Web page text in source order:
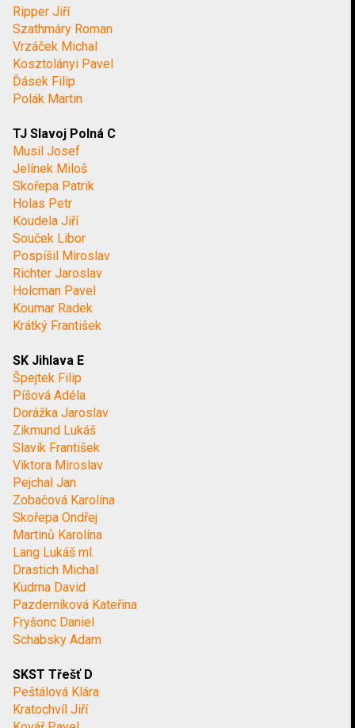
Ripper Jiří
Szathmáry Roman
Vrzáček Michal
Kosztolányi Pavel
Ďásek Filip
Polák Martin
TJ Slavoj Polná C
Musil Josef
Jelínek Miloš
Skořepa Patrik
Holas Petr
Koudela Jiří
Souček Libor
Pospíšil Miroslav
Richter Jaroslav
Holcman Pavel
Koumar Radek
Krátký František
SK Jihlava E
Špejtek Filip
Píšová Adéla
Dorážka Jaroslav
Zikmund Lukáš
Slavík František
Viktora Miroslav
Pejchal Jan
Zobačová Karolína
Skořepa Ondřej
Martinů Karolína
Lang Lukáš ml.
Drastich Michal
Kudrna David
Pazderníková Kateřina
Fryšonc Daniel
Schabsky Adam
SKST Třešť D
Peštálová Klára
Kratochvíl Jiří